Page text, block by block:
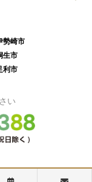
勢崎市
生市
利市
い